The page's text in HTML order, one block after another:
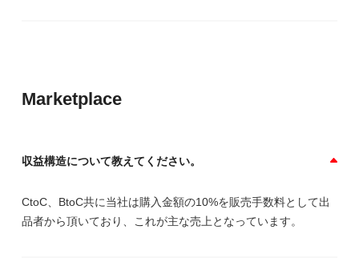
Marketplace
収益構造について教えてください。
CtoC、BtoC共に当社は購入金額の10%を販売手数料として出
品者から頂いており、これが主な売上となっています。